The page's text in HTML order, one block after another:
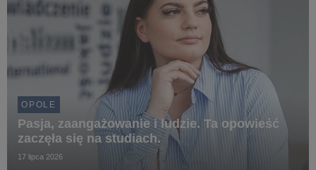
OPOLE
Pasja, zaangażowanie i ludzie. Ta opowieść
zaczęła się na studiach.
17 lipca 2026